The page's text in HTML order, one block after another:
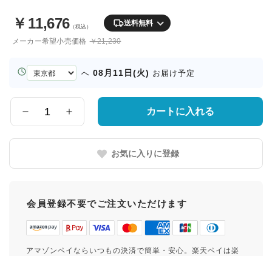
￥ 11,676（税込） 送料無料
メーカー希望小売価格 ￥21,230
お
届
県
へ 08月11日(火) お届け予定
量
カートに入れる
お気に入りに登録
会員登録不要でご注文いただけます
アマゾンペイならいつもの決済で簡単・安心。楽天ペイは楽